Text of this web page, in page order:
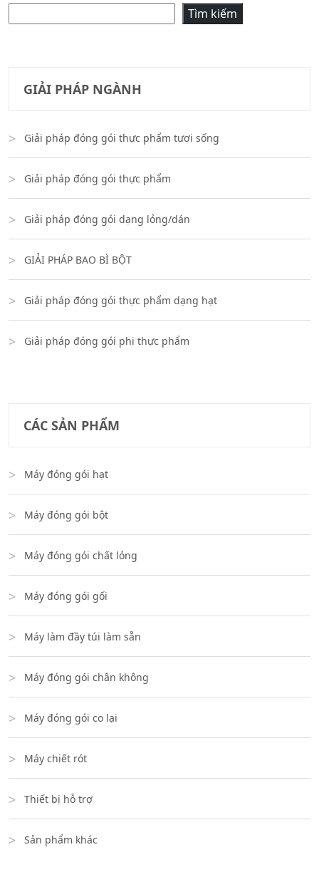
Tìm kiếm
GIẢI PHÁP NGÀNH
Giải pháp đóng gói thực phẩm tươi sống
Giải pháp đóng gói thực phẩm
Giải pháp đóng gói dạng lỏng/dán
GIẢI PHÁP BAO BÌ BỘT
Giải pháp đóng gói thực phẩm dạng hạt
Giải pháp đóng gói phi thực phẩm
CÁC SẢN PHẨM
Máy đóng gói hạt
Máy đóng gói bột
Máy đóng gói chất lỏng
Máy đóng gói gối
Máy làm đầy túi làm sẵn
Máy đóng gói chân không
Máy đóng gói co lại
Máy chiết rót
Thiết bị hỗ trợ
Sản phẩm khác